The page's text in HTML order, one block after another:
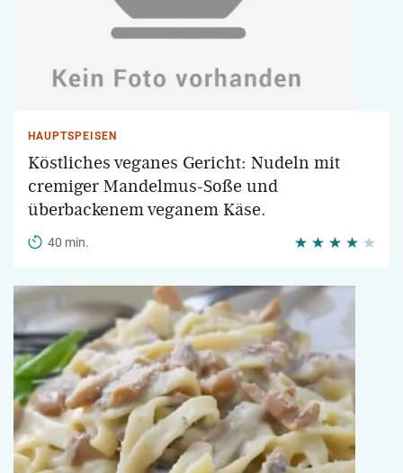
HAUPTSPEISEN
Köstliches veganes Gericht: Nudeln mit
cremiger Mandelmus-Soße und
überbackenem veganem Käse.
40 min.